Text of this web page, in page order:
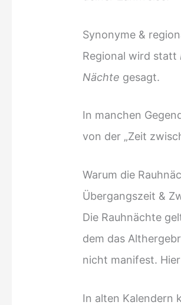
Synonyme &
Regional wird statt
Nächte gesagt.
In manchen
von der „Zeit
Warum die
Übergangszeit &
Die Rauhnächte
dem das
nicht manifest.
In alten Kalendern